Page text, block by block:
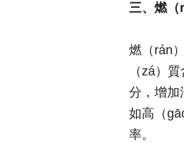
三、燃
燃（rán
（zá）
分，增加
如高（
率。